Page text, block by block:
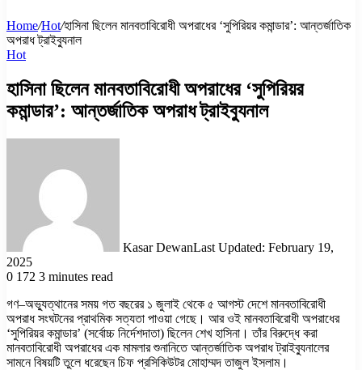
Home/Hot/হাসিনা ছিলেন মানবতাবিরোধী অপরাধের ‘সুপিরিয়র কমান্ডার’: আন্তর্জাতিক
অপরাধ ট্রাইব্যুনাল
Hot
হাসিনা ছিলেন মানবতাবিরোধী অপরাধের ‘সুপিরিয়র
কমান্ডার’: আন্তর্জাতিক অপরাধ ট্রাইব্যুনাল
Kasar DewanLast Updated: February 19,
2025
0 172 3 minutes read
গণ–অভ্যুত্থানের সময় গত বছরের ১ জুলাই থেকে ৫ আগস্ট দেশে মানবতাবিরোধী
অপরাধ সংঘটনের প্রাথমিক সত্যতা পাওয়া গেছে। আর ওই মানবতাবিরোধী অপরাধের
‘সুপিরিয়র কমান্ডার’ (সর্বোচ্চ নির্দেশদাতা) ছিলেন শেখ হাসিনা। তাঁর বিরুদ্ধে করা
মানবতাবিরোধী অপরাধের এক মামলার শুনানিতে আন্তর্জাতিক অপরাধ ট্রাইব্যুনালের
সামনে বিষয়টি তুলে ধরেছেন চিফ প্রসিকিউটর মোহাম্মদ তাজুল ইসলাম।